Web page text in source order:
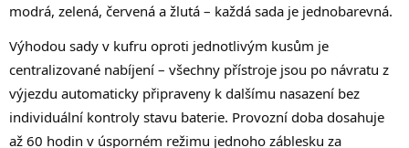
modrá, zelená, červená a žlutá – každá sada je jednobarevná.
Výhodou sady v kufru oproti jednotlivým kusům je
centralizované nabíjení – všechny přístroje jsou po návratu z
výjezdu automaticky připraveny k dalšímu nasazení bez
individuální kontroly stavu baterie. Provozní doba dosahuje
až 60 hodin v úsporném režimu jednoho záblesku za